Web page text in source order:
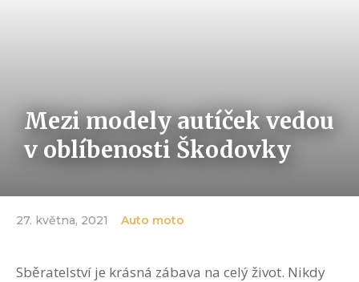
Mezi modely autíček vedou
v oblíbenosti Škodovky
27. května, 2021 Auto moto
Sběratelství je krásná zábava na celý život. Nikdy